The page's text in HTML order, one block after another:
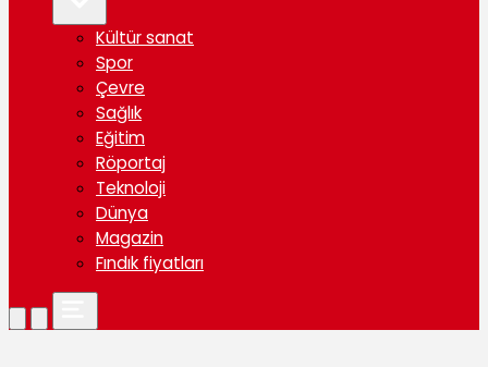
Kültür sanat
Spor
Çevre
Sağlık
Eğitim
Röportaj
Teknoloji
Dünya
Magazin
Fındık fiyatları